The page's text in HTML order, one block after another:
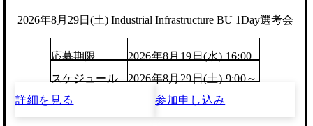
2026年8月29日(土) Industrial Infrastructure BU 1Day選考会
応募期限
2026年8月19日(水) 16:00
スケジュール
2026年8月29日(土) 9:00～
詳細を見る
参加申し込み